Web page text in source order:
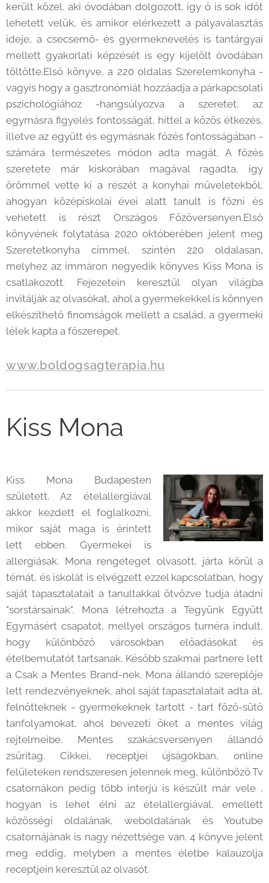
került közel, aki óvodában dolgozott, így ő is sok időt
lehetett velük, és amikor elérkezett a pályaválasztás
ideje, a csecsemő- és gyermeknevelés is tantárgyai
mellett gyakorlati képzését is egy kijelölt óvodában
töltötte.Első könyve, a 220 oldalas Szerelemkonyha -
vagyis hogy a gasztronómiát hozzáadja a párkapcsolati
pszichológiához -hangsúlyozva a szeretet, az
egymásra figyelés fontosságát, hittel a közös étkezés,
illetve az együtt és egymásnak főzés fontosságában -
számára természetes módon adta magát. A főzés
szeretete már kiskorában magával ragadta, így
örömmel vette ki a részét a konyhai műveletekből,
ahogyan középiskolai évei alatt tanult is főzni és
vehetett is részt Országos Főzőversenyen.Első
könyvének folytatása 2020 októberében jelent meg
Szeretetkonyha címmel, szintén 220 oldalasan,
melyhez az immáron negyedik könyves Kiss Mona is
csatlakozott. Fejezetein keresztül olyan világba
invitálják az olvasókat, ahol a gyermekekkel is könnyen
elkészíthető finomságok mellett a család, a gyermeki
lélek kapta a főszerepet.
www.boldogsagterapia.hu
Kiss Mona
Kiss Mona Budapesten
született. Az ételallergiával
akkor kezdett el foglalkozni,
mikor saját maga is érintett
lett ebben. Gyermekei is
allergiásak. Mona rengeteget olvasott, járta körül a
témát, és iskolát is elvégzett ezzel kapcsolatban, hogy
saját tapasztalatait a tanultakkal ötvözve tudja átadni
"sorstársainak". Mona létrehozta a Tegyünk Együtt
Egymásért csapatot, mellyel országos turnéra indult,
hogy különböző városokban előadásokat és
ételbemutatót tartsanak. Később szakmai partnere lett
a Csak a Mentes Brand-nek. Mona állandó szereplője
lett rendezvényeknek, ahol saját tapasztalatait adta át,
felnőtteknek - gyermekeknek tartott - tart főző-sütő
tanfolyamokat, ahol bevezeti őket a mentes világ
rejtelmeibe. Mentes szakácsversenyen állandó
zsűritag. Cikkei, receptjei újságokban, online
felületeken rendszeresen jelennek meg, különböző Tv
csatornákon pedig több interjú is készült már vele ,
hogyan is lehet élni az ételallergiával, emellett
közösségi oldalának, weboldalának és Youtube
csatornájának is nagy nézettsége van. 4 könyve jelent
meg eddig, melyben a mentes életbe kalauzolja
receptjein keresztül az olvasót.